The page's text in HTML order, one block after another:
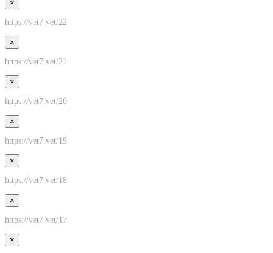
×
https://vet7.vet/22
×
https://vet7.vet/21
×
https://vet7.vet/20
×
https://vet7.vet/19
×
https://vet7.vet/18
×
https://vet7.vet/17
×